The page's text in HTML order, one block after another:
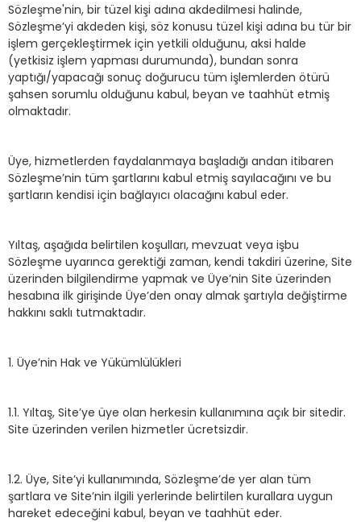
Sözleşme'nin, bir tüzel kişi adına akdedilmesi halinde,
Sözleşme’yi akdeden kişi, söz konusu tüzel kişi adına bu tür bir
işlem gerçekleştirmek için yetkili olduğunu, aksi halde
(yetkisiz işlem yapması durumunda), bundan sonra
yaptığı/yapacağı sonuç doğurucu tüm işlemlerden ötürü
şahsen sorumlu olduğunu kabul, beyan ve taahhüt etmiş
olmaktadır.
Üye, hizmetlerden faydalanmaya başladığı andan itibaren
Sözleşme’nin tüm şartlarını kabul etmiş sayılacağını ve bu
şartların kendisi için bağlayıcı olacağını kabul eder.
Yıltaş, aşağıda belirtilen koşulları, mevzuat veya işbu
Sözleşme uyarınca gerektiği zaman, kendi takdiri üzerine, Site
üzerinden bilgilendirme yapmak ve Üye’nin Site üzerinden
hesabına ilk girişinde Üye’den onay almak şartıyla değiştirme
hakkını saklı tutmaktadır.
1. Üye’nin Hak ve Yükümlülükleri
1.1. Yıltaş, Site’ye üye olan herkesin kullanımına açık bir sitedir.
Site üzerinden verilen hizmetler ücretsizdir.
1.2. Üye, Site’yi kullanımında, Sözleşme’de yer alan tüm
şartlara ve Site’nin ilgili yerlerinde belirtilen kurallara uygun
hareket edeceğini kabul, beyan ve taahhüt eder.